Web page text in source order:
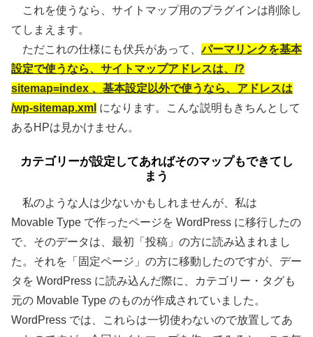
これを使うなら、サイトマップ用のプラグインは削除し
てしまえます。
ただこれの仕様にも伏兵があって、パーマリンクを基本
設定で使うなら、サイトマップアドレスは、/?
sitemap=index 、基本設定以外で使うなら、アドレスは
/wp-sitemap.xml になります。こんな説明もきちんとして
あるHPは見かけません。
カテゴリーが設定してあればそのマップもできてし
まう
私のような人は少ないかもしれませんが、私は
Movable Type で作ったページを WordPress に移行したの
で、そのデータは、最初「投稿」の方に読み込まれまし
た。それを「固定ページ」の方に移動したのですが、デー
タを WordPress に読み込んだ際に、カテゴリー・タグも
元の Movable Type のものが作成されていました。
WordPress では、これらは一切使わないので放置してあ